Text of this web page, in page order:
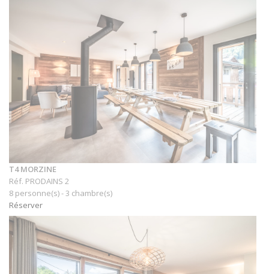
T4 MORZINE
Réf. PRODAINS 2
8 personne(s) - 3 chambre(s)
Réserver